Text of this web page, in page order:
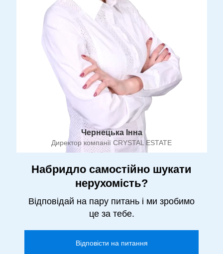
Чернецька Інна
Директор компанії CRYSTAL ESTATE
Набридло самостійно шукати
нерухомість?
Відповідай на пару питань і ми зробимо
це за тебе.
Відповісти на питання